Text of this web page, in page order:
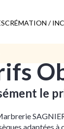
CRÉMATION /
le
adaptées